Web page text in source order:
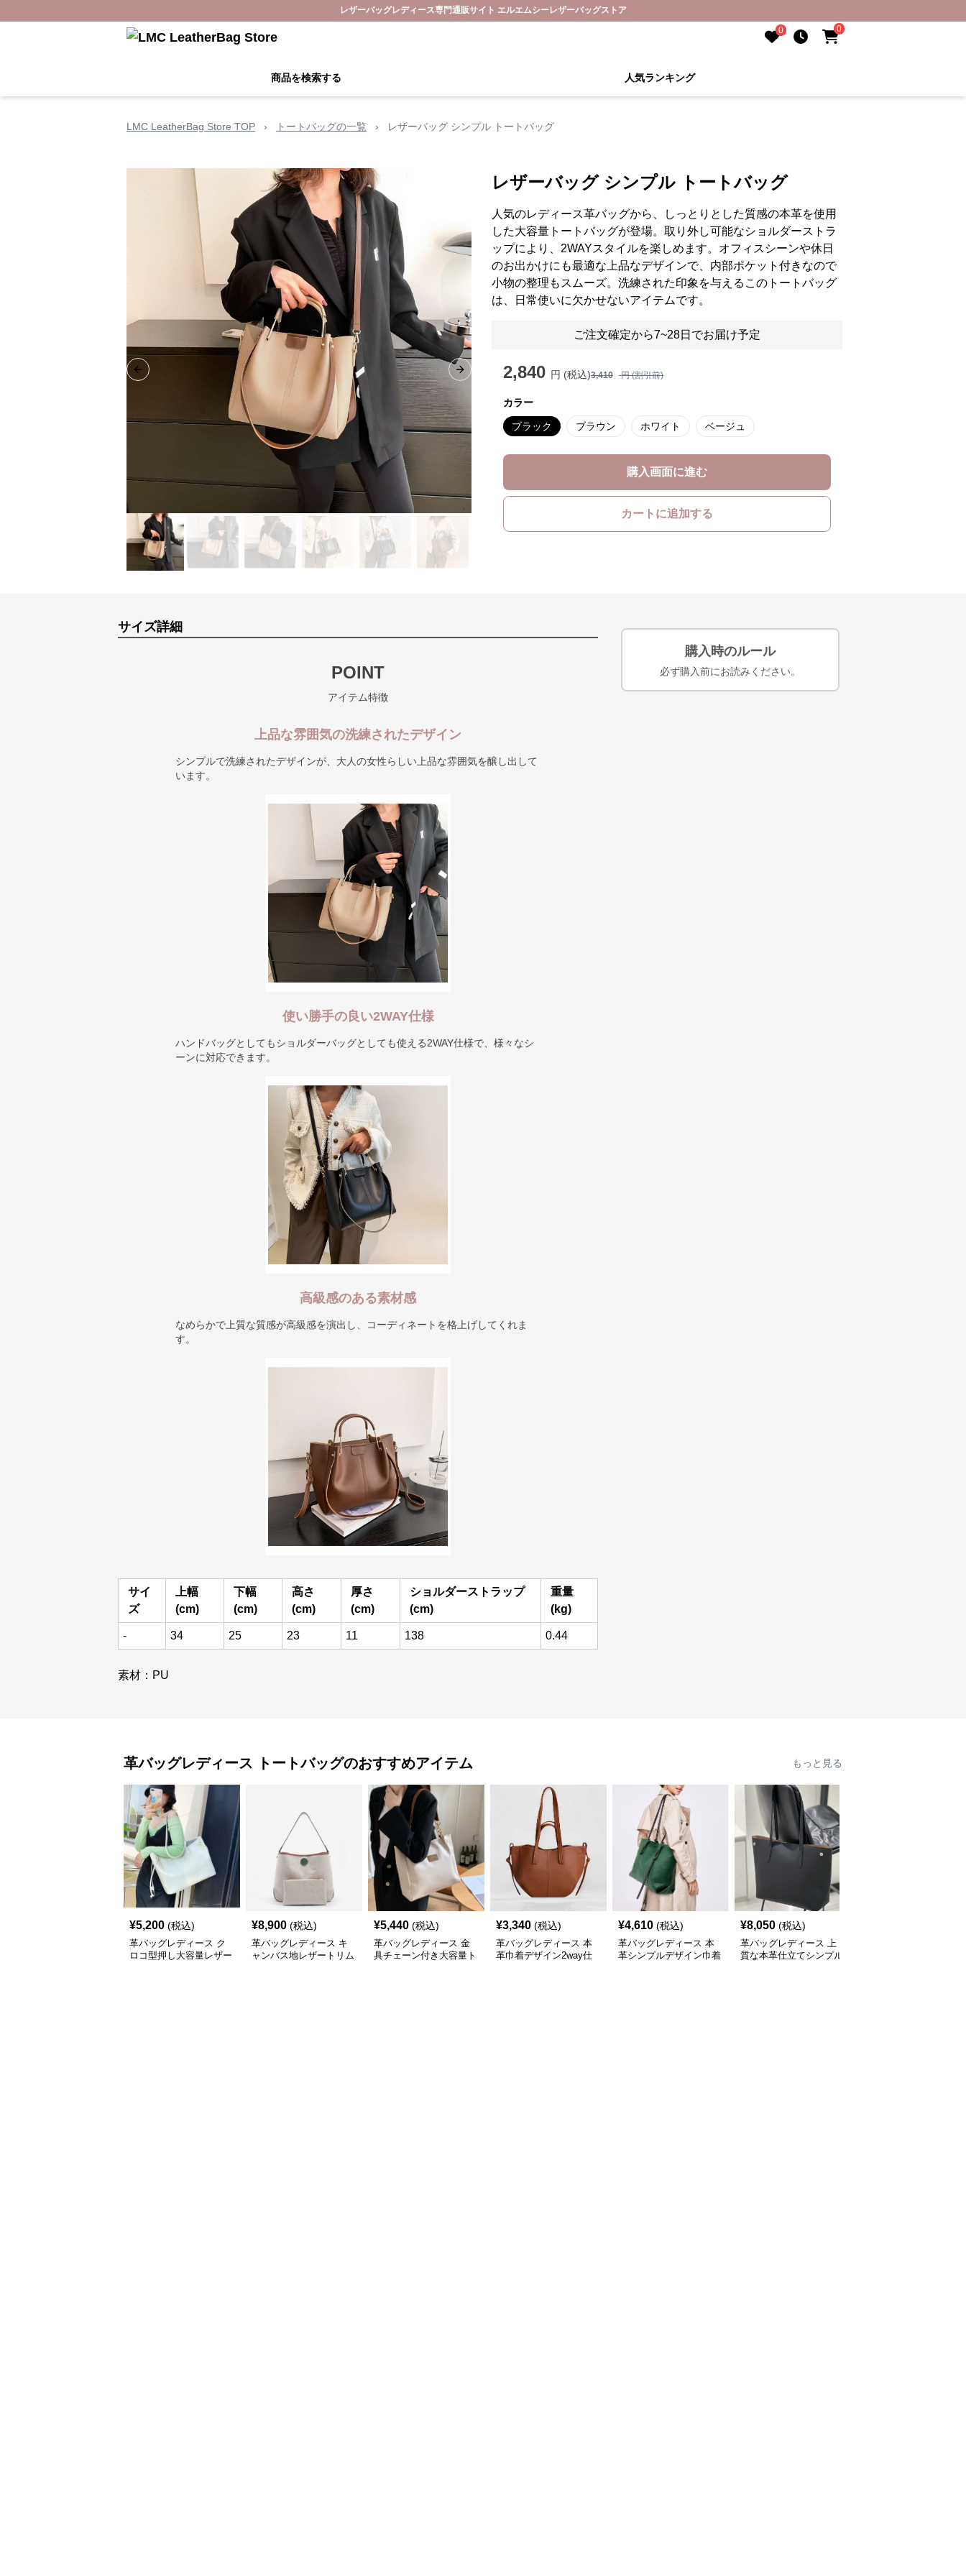
レザーバッグレディース専門通販サイト エルエムシーレザーバッグストア
0
0
商品を検索する 人気ランキング
LMC LeatherBag Store TOP › トートバッグの一覧 › レザーバッグ シンプル トートバッグ
Previous slide Next slide
レザーバッグ シンプル トートバッグ
人気のレディース革バッグから、しっとりとした質感の本革を使用
した大容量トートバッグが登場。取り外し可能なショルダーストラ
ップにより、2WAYスタイルを楽しめます。オフィスシーンや休日
のお出かけにも最適な上品なデザインで、内部ポケット付きなので
小物の整理もスムーズ。洗練された印象を与えるこのトートバッグ
は、日常使いに欠かせないアイテムです。
ご注文確定から7~28日でお届け予定
2,840 円 (税込)3,410 円 (割引前)
カラー
ブラック ブラウン ホワイト ベージュ
購入画面に進む
カートに追加する
サイズ詳細
POINT
アイテム特徴
上品な雰囲気の洗練されたデザイン
シンプルで洗練されたデザインが、大人の女性らしい上品な雰囲気を醸し出して
います。
使い勝手の良い2WAY仕様
ハンドバッグとしてもショルダーバッグとしても使える2WAY仕様で、様々なシ
ーンに対応できます。
高級感のある素材感
なめらかで上質な質感が高級感を演出し、コーディネートを格上げしてくれま
す。
サイ
ズ
上幅
(cm)
下幅
(cm)
高さ
(cm)
厚さ
(cm)
ショルダーストラップ
(cm)
重量
(kg)
- 34 25 23 11 138 0.44
素材：PU
購入時のルール
必ず購入前にお読みください。
革バッグレディース トートバッグのおすすめアイテム もっと見る
¥5,200 (税込)
革バッグレディース ク
ロコ型押し大容量レザー
¥8,900 (税込)
革バッグレディース キ
ャンバス地レザートリム
¥5,440 (税込)
革バッグレディース 金
具チェーン付き大容量ト
¥3,340 (税込)
革バッグレディース 本
革巾着デザイン2way仕
¥4,610 (税込)
革バッグレディース 本
革シンプルデザイン巾着
¥8,050 (税込)
革バッグレディース 上
質な本革仕立てシンプル